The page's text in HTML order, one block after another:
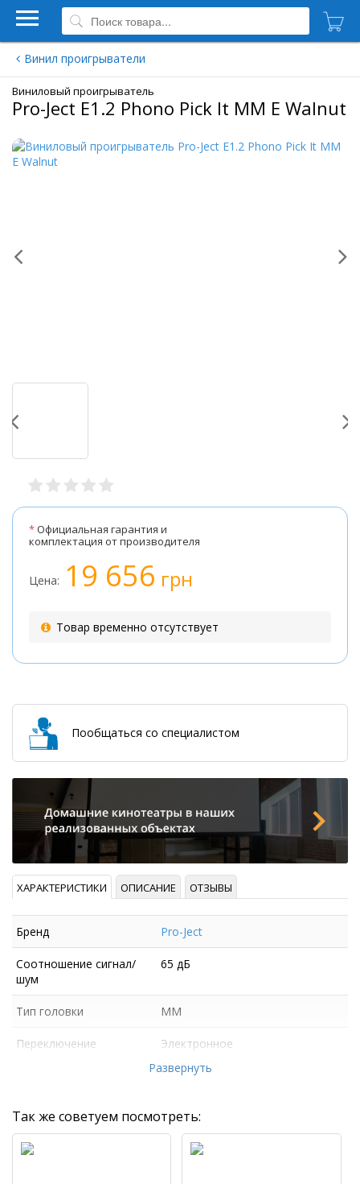
Винил проигрыватели
Виниловый проигрыватель
Pro-Ject E1.2 Phono Pick It MM E Walnut
*Официальная гарантия и
комплектация от производителя
Цена: 19 656 грн
Товар временно отсутствует
Пообщаться со специалистом
ХАРАКТЕРИСТИКИ ОПИСАНИЕ ОТЗЫВЫ
Бренд Pro-Ject
Соотношение сигнал/
шум
65 дБ
Тип головки MM
Переключение
Электронное
Развернуть
Так же советуем посмотреть: